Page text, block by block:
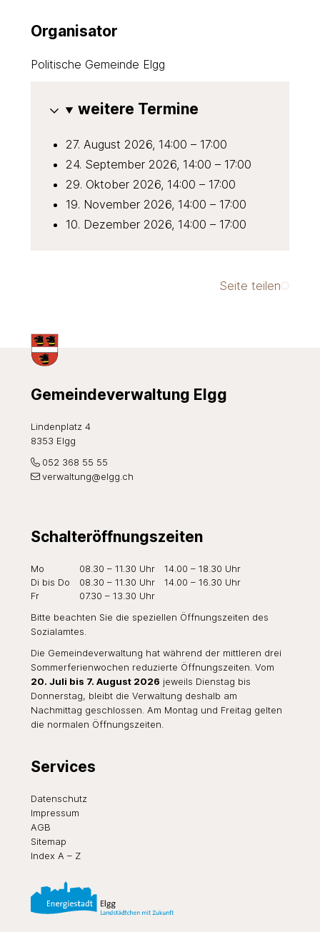
Organisator
Politische Gemeinde Elgg
weitere Termine
27. August 2026, 14:00 – 17:00
24. September 2026, 14:00 – 17:00
29. Oktober 2026, 14:00 – 17:00
19. November 2026, 14:00 – 17:00
10. Dezember 2026, 14:00 – 17:00
Seite teilen
Footer
Gemeindeverwaltung Elgg
Lindenplatz 4
8353 Elgg
052 368 55 55
verwaltung@elgg.ch
Schalteröffnungszeiten
Wochentag Öffnungszeiten Vormittag Öffnungszeiten
Mo 08.30 – 11.30 Uhr
14.00 – 18.30 Uhr
Di bis Do 08.30 – 11.30 Uhr
14.00 – 16.30 Uhr
Fr
07.30 – 13.30 Uhr
Bitte beachten Sie die speziellen Öffnungszeiten des
Sozialamtes.
Die Gemeindeverwaltung hat während der mittleren drei
Sommerferienwochen reduzierte Öffnungszeiten. Vom
20. Juli bis 7. August 2026 jeweils Dienstag bis
Donnerstag, bleibt die Verwaltung deshalb am
Nachmittag geschlossen. Am Montag und Freitag gelten
die normalen Öffnungszeiten.
Services
Datenschutz
Impressum
AGB
Sitemap
Index A – Z